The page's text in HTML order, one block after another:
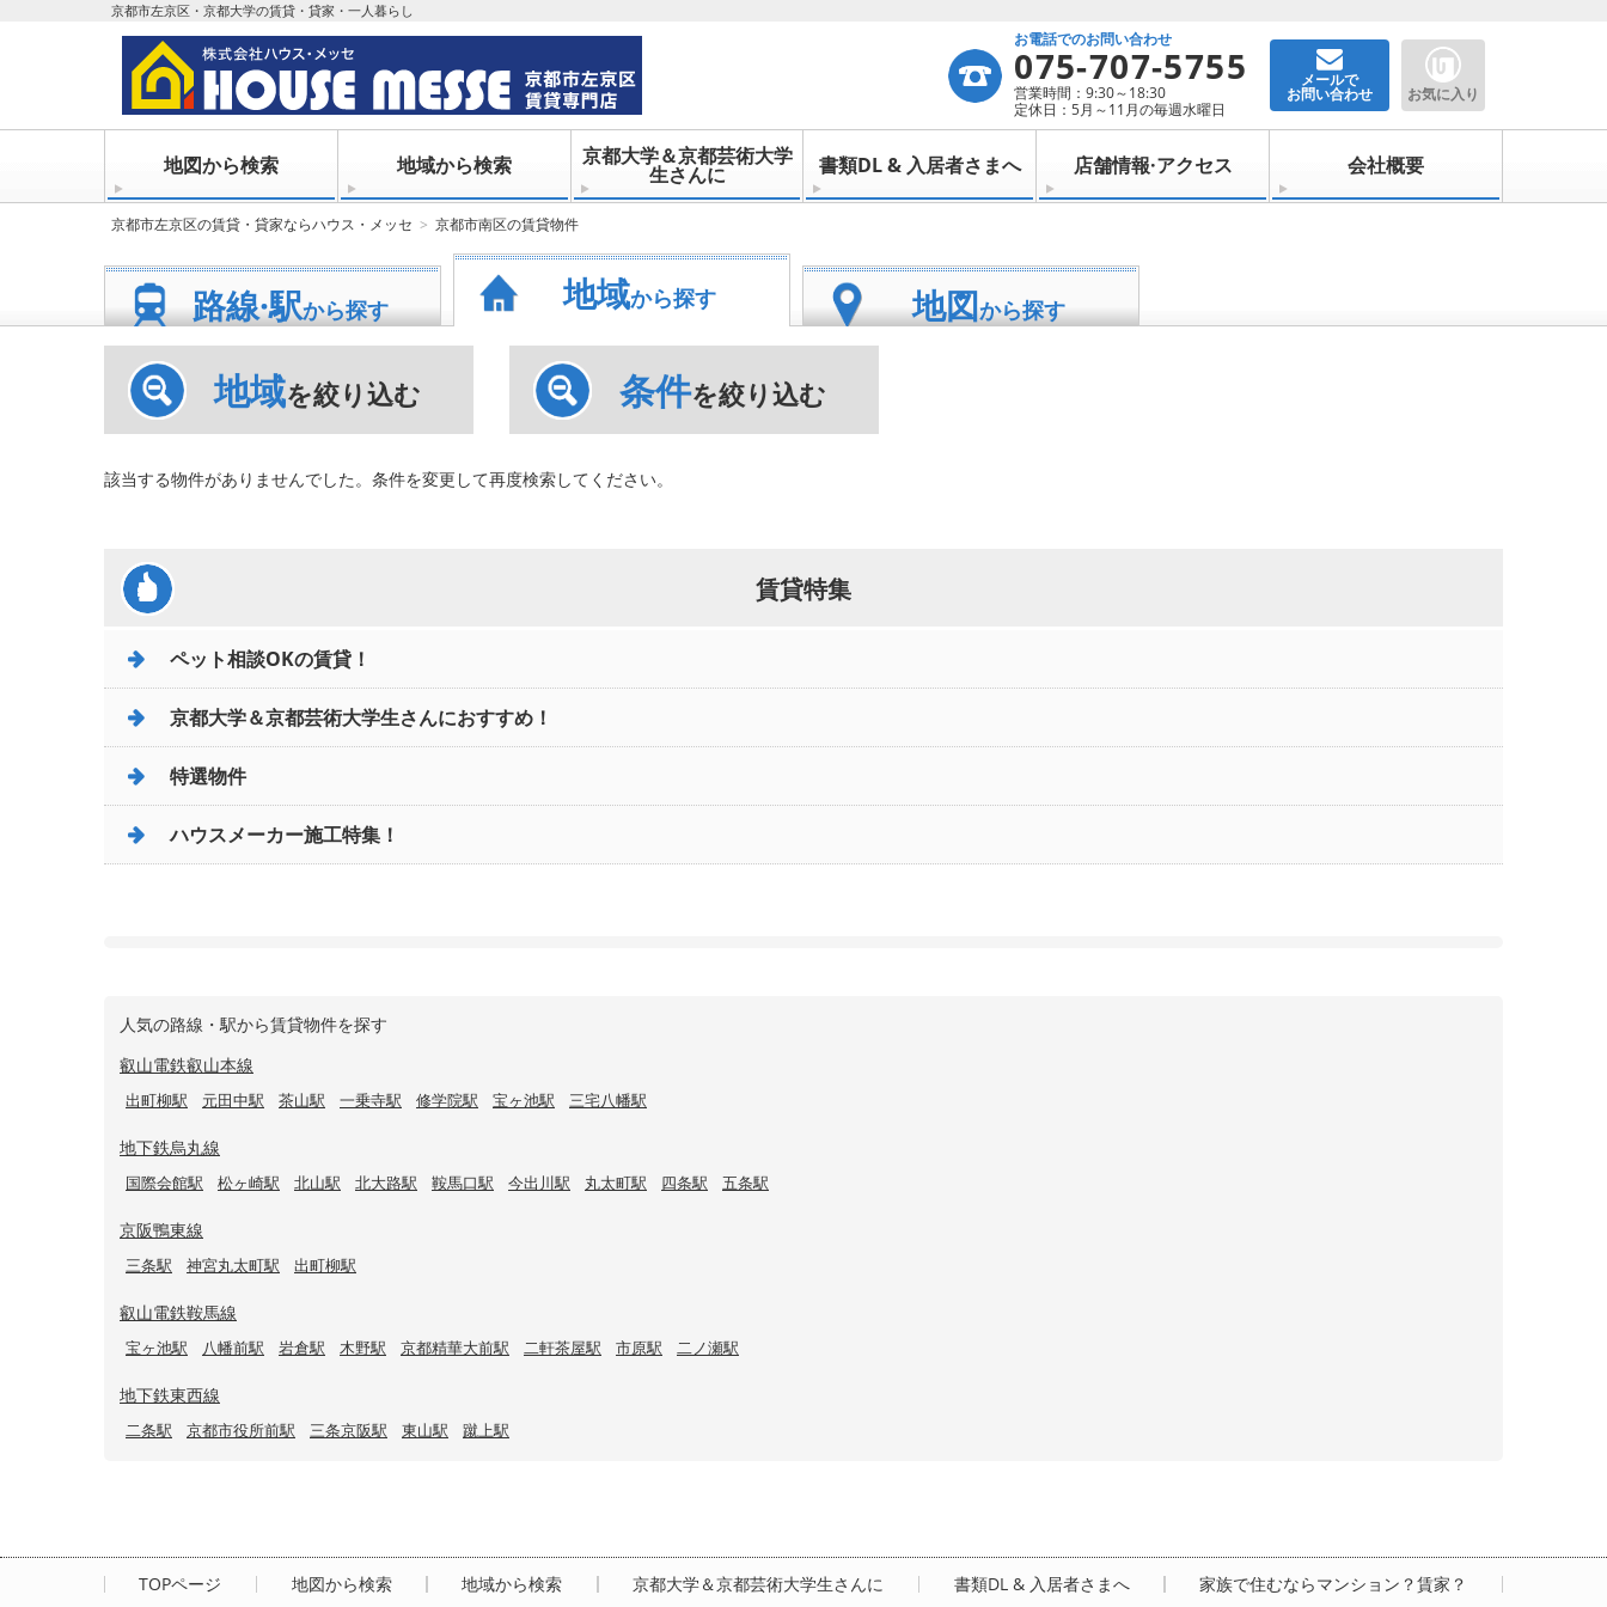
京都市左京区・京都大学の賃貸・貸家・一人暮らし
お電話でのお問い合わせ
075-707-5755
営業時間：9:30～18:30
定休日：5月～11月の毎週水曜日
メールで
お問い合わせ お気に入り
地図から検索 地域から検索 京都大学＆京都芸術大学
生さんに 書類DL & 入居者さまへ 店舗情報·アクセス 会社概要
京都市左京区の賃貸・貸家ならハウス・メッセ 京都市南区の賃貸物件
路線·駅から探す 地域から探す 地図から探す
地域を絞り込む 条件を絞り込む
該当する物件がありませんでした。条件を変更して再度検索してください。
賃貸特集
ペット相談OKの賃貸！
京都大学＆京都芸術大学生さんにおすすめ！
特選物件
ハウスメーカー施工特集！
人気の路線・駅から賃貸物件を探す
叡山電鉄叡山本線
出町柳駅 元田中駅 茶山駅 一乗寺駅 修学院駅 宝ヶ池駅 三宅八幡駅
地下鉄烏丸線
国際会館駅 松ヶ崎駅 北山駅 北大路駅 鞍馬口駅 今出川駅 丸太町駅 四条駅 五条駅
京阪鴨東線
三条駅 神宮丸太町駅 出町柳駅
叡山電鉄鞍馬線
宝ヶ池駅 八幡前駅 岩倉駅 木野駅 京都精華大前駅 二軒茶屋駅 市原駅 二ノ瀬駅
地下鉄東西線
二条駅 京都市役所前駅 三条京阪駅 東山駅 蹴上駅
TOPページ 地図から検索 地域から検索 京都大学＆京都芸術大学生さんに 書類DL & 入居者さまへ 家族で住むならマンション？賃家？